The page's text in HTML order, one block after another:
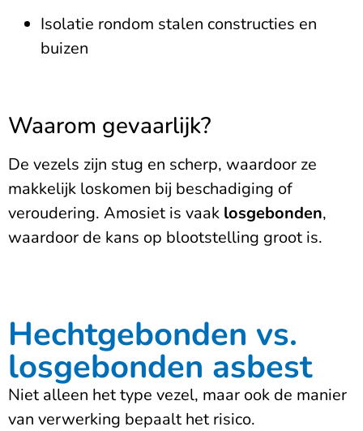
Isolatie rondom stalen constructies en
buizen
Waarom gevaarlijk?
De vezels zijn stug en scherp, waardoor ze
makkelijk loskomen bij beschadiging of
veroudering. Amosiet is vaak losgebonden,
waardoor de kans op blootstelling groot is.
Hechtgebonden vs.
losgebonden asbest
Niet alleen het type vezel, maar ook de manier
van verwerking bepaalt het risico.